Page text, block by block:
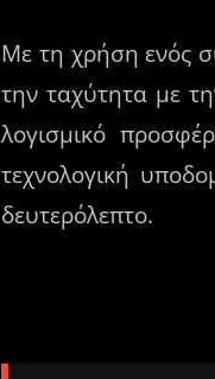
Με τη χρήση ενός
την ταχύτητα με
λογισμικό
τεχνολογική
δευτερόλεπτο.